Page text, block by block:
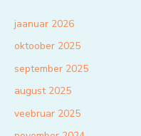
jaanuar 2026
oktoober 2025
september 2025
august 2025
veebruar 2025